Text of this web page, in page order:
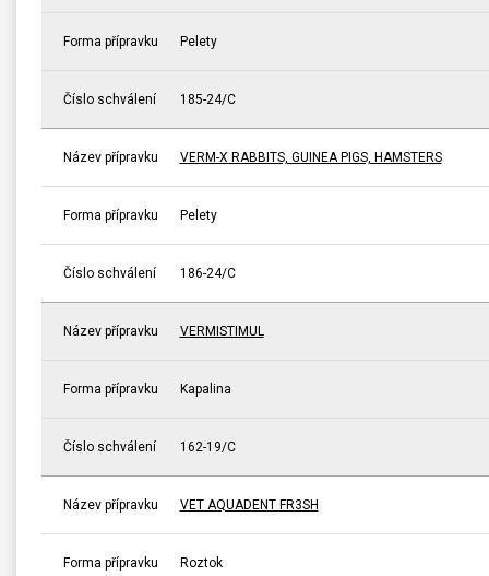
Forma přípravku Pelety
Číslo schválení 185-24/C
Název přípravku VERM-X RABBITS, GUINEA PIGS, HAMSTERS
Forma přípravku Pelety
Číslo schválení 186-24/C
Název přípravku VERMISTIMUL
Forma přípravku Kapalina
Číslo schválení 162-19/C
Název přípravku VET AQUADENT FR3SH
Forma přípravku Roztok